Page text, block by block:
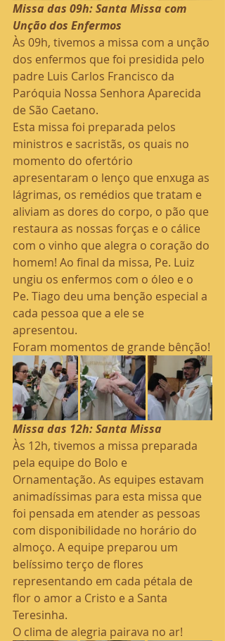
Missa das 09h: Santa Missa com
Unção dos Enfermos
Às 09h, tivemos a missa com a unção
dos enfermos que foi presidida pelo
padre Luis Carlos Francisco da
Paróquia Nossa Senhora Aparecida
de São Caetano.
Esta missa foi preparada pelos
ministros e sacristãs, os quais no
momento do ofertório
apresentaram o lenço que enxuga as
lágrimas, os remédios que tratam e
aliviam as dores do corpo, o pão que
restaura as nossas forças e o cálice
com o vinho que alegra o coração do
homem! Ao final da missa, Pe. Luiz
ungiu os enfermos com o óleo e o
Pe. Tiago deu uma benção especial a
cada pessoa que a ele se
apresentou.
Foram momentos de grande bênção!
Missa das 12h: Santa Missa
Às 12h, tivemos a missa preparada
pela equipe do Bolo e
Ornamentação. As equipes estavam
animadíssimas para esta missa que
foi pensada em atender as pessoas
com disponibilidade no horário do
almoço. A equipe preparou um
belíssimo terço de flores
representando em cada pétala de
flor o amor a Cristo e a Santa
Teresinha.
O clima de alegria pairava no ar!